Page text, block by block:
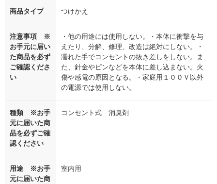
商品タイプ つけかえ
注意事項 ※
お手元に届い
た商品を必ず
ご確認くださ
い
・他の用途には使用しない。・本体に衝撃を与
えたり、分解、修理、改造は絶対にしない。・
濡れた手でコンセントの抜き差しをしない。ま
た、針金やピンなどを本体に差し込まない。火
傷や感電の原因となる。・家庭用１００Ｖ以外
の電源では使用しない。
種類 ※お手
元に届いた商
品を必ずご確
認ください
コンセント式 消臭剤
用途 ※お手
元に届いた商
室内用